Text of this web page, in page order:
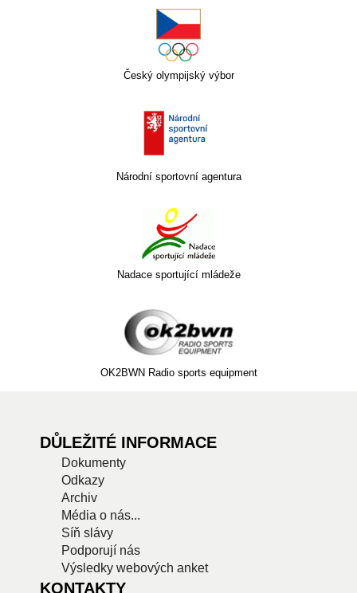
Český olympijský výbor
Národní sportovní agentura
Nadace sportující mládeže
OK2BWN Radio sports equipment
DŮLEŽITÉ INFORMACE
Dokumenty
Odkazy
Archiv
Média o nás...
Síň slávy
Podporují nás
Výsledky webových anket
KONTAKTY